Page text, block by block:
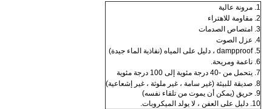
(يمكن أن يموت من تلقاء نفسه)
10. دليل على العفن ، لا يولد الميكروبات.